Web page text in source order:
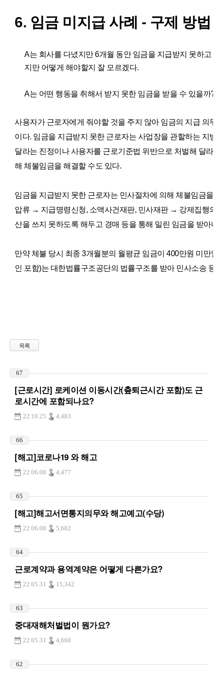
6. 임금 미지급 사례 - 구제 방법
A는 회사를 다녔지만 6개월 동안 임금을 지급받지 못하고
지만 어떻게 해야할지 잘 모르겠다.
A는 어떤 행동을 취해서 받지 못한 임금을 받을 수 있을까?
사용자가 근로자에게 줘야할 것을 주지 않아 임금의 지급 의
이다. 임금을 지급받지 못한 근로자는 사업장을 관할하는 지
달라는 진정이나 사용자를 근로기준법 위반으로 처벌해 달라
해 체불임금을 해결할 수도 있다.
임금을 지급받지 못한 근로자는 민사절차에 의해 체불임금을
압류 → 지급명령신청, 소액사건재판, 민사재판 → 강제집행
산을 쓰지 못하도록 해두고 경매 등을 통해 밀린 임금을 받아
만약 체불 당시 최종 3개월분의 월평균 임금이 400만원 미만
인 포함)는 대한법률구조공단의 법률구조를 받아 민사소송
목록
67
[근로시간] 로케이션 이동시간(춮퇴근시간 포함)도 근
로시간에 포함되나요?
22.10.25 4,483
66
[해고]코로나19 와 해고
22.06.08 4,477
65
[해고]해고서면통지의무와 해고예고(수당)
22.06.08 5,682
64
근로계약과 용역계약은 어떻게 다른가요?
22.05.31 15,342
63
중대재해처벌법이 뭔가요?
22.05.31 4,660
62